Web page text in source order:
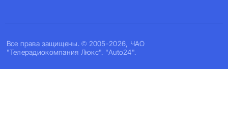
Все права защищены. © 2005-2026, ЧАО
"Телерадиокомпания Люкс". "Auto24".